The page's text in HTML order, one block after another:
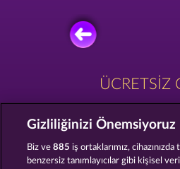
ÜCRETSIZ
Gizliliğinizi Önemsiyoruz
Biz ve885 iş ortaklarımız,
benzersiz tanımlayıcılar gibi kişisel